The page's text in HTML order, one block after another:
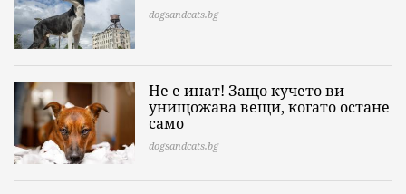
dogsandcats.bg
Не е инат! Защо кучето ви
унищожава вещи, когато остане
само
dogsandcats.bg